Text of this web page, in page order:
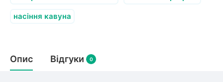
Гуаява (гуава)
Оливкове Дерево
Інжирний персик
Смородина
Тамарикс
Пієріс Японський
Сітка затіняюча
Рубальні машини
насіння кавуна
Опис Відгуки 0